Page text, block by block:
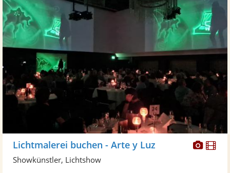
Lichtmalerei buchen - Arte y Luz
Showkünstler, Lichtshow